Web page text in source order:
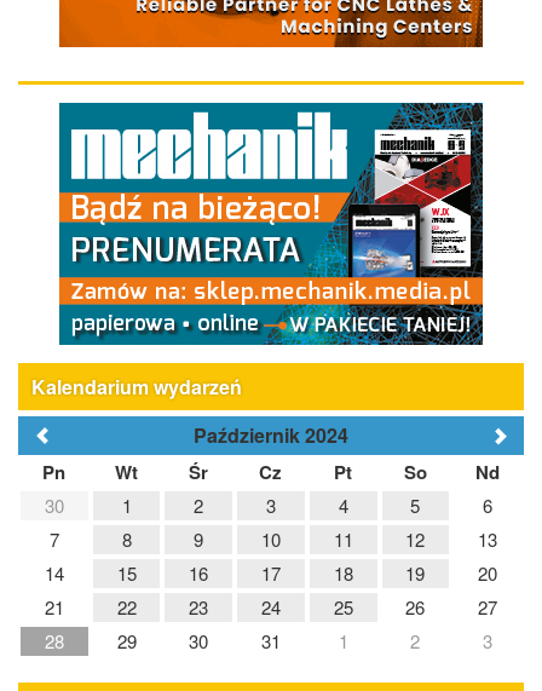
Kalendarium wydarzeń
Październik 2024
Pn Wt Śr Cz Pt So Nd
30 1 2 3 4 5
6
7
8 9 10 11 12
13
14
15 16 17 18 19
20
21
22 23 24 25 26
27
28
29 30 31 1 2 3